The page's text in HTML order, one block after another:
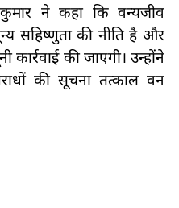
कुमार ने कहा कि वन्यजीव
सहिष्णुता की नीति है और
की जाएगी। उन्होंने
की सूचना तत्काल वन